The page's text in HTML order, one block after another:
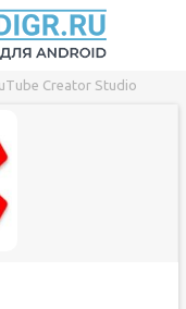
Creator Studio